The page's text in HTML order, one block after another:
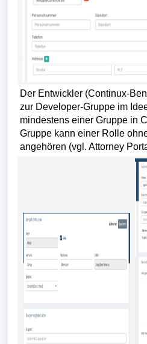
Der Entwickler (Continux-
zur Developer-Gruppe im
mindestens einer Gruppe in
Gruppe kann einer Rolle
angehören (vgl. Attorney